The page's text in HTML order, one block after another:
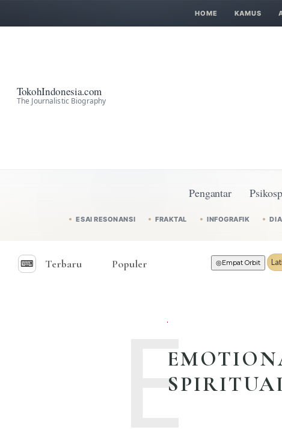
HOME KAMUS
TokohIndonesia.com
The Journalistic Biography
Pengantar
ESAI RESONANSI FRAKTAL INFOGRAFIK
⌨︎ Terbaru Populer ◎Empat Orbit
E